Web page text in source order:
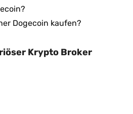
Dogecoin kaufen?
Krypto Broker